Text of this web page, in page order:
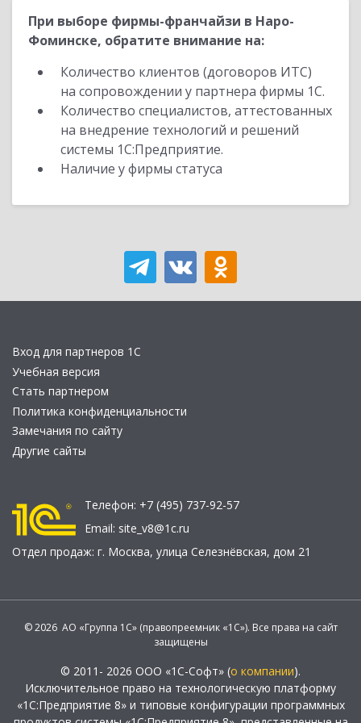
При выборе фирмы-франчайзи в Наро-
Фоминске, обратите внимание на:
Количество клиентов (договоров ИТС)
на сопровождении у партнера фирмы 1С.
Количество специалистов, аттестованных
на внедрение технологий и решений
системы 1С:Предприятие.
Наличие у фирмы статуса
Вход для партнеров 1С
Учебная версия
Стать партнером
Политика конфиденциальности
Замечания по сайту
Другие сайты
Телефон: +7 (495) 737-92-57
Email: site_v8@1c.ru
Отдел продаж: г. Москва, улица Селезнёвская, дом 21
© 2026 АО «Группа 1С» (правопреемник «1С»). Все права на сайт
защищены
© 2011- 2026 ООО «1С-Софт» (о компании).
Исключительное право на технологическую платформу
«1С:Предприятие 8» и типовые конфигурации программных